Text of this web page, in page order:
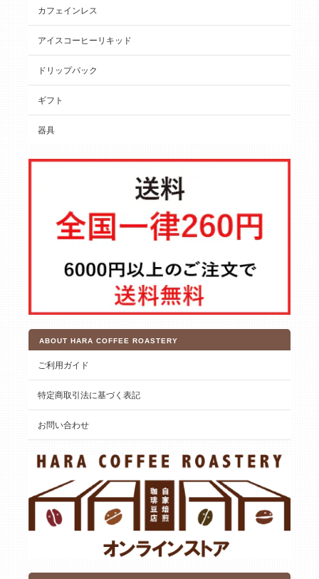
カフェインレス
アイスコーヒーリキッド
ドリップパック
ギフト
器具
ABOUT HARA COFFEE ROASTERY
ご利用ガイド
特定商取引法に基づく表記
お問い合わせ